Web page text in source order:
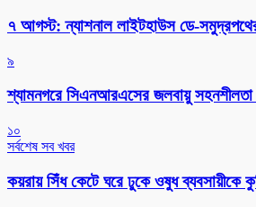
৭ আগস্ট: ন্যাশনাল লাইটহাউস ডে-
৯
শ্যামনগরে সিএনআরএসের জলবায়ু সহনশীলতা
১০
সর্বশেষ সব খবর
কয়রায় সিঁধ কেটে ঘরে ঢুকে ওষুধ ব্যবসায়ীকে